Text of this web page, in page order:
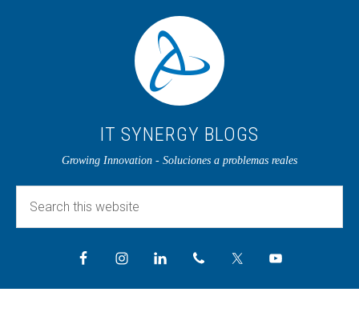
IT SYNERGY BLOGS
Growing Innovation - Soluciones a problemas reales